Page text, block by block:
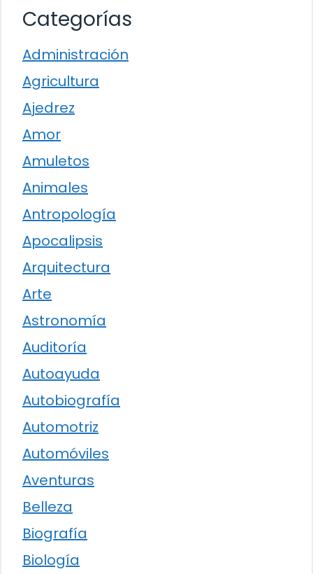
Categorías
Administración
Agricultura
Ajedrez
Amor
Amuletos
Animales
Antropología
Apocalipsis
Arquitectura
Arte
Astronomía
Auditoría
Autoayuda
Autobiografía
Automotriz
Automóviles
Aventuras
Belleza
Biografía
Biología